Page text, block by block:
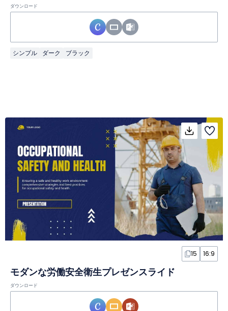
ダウンロード
シンプル ダーク ブラック
15 16:9
モダンな労働安全衛生プレゼンスライド
ダウンロード